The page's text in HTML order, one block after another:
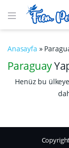
Anasayfa »
Paraguay
Henüz bu